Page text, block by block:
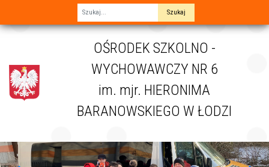
OŚRODEK SZKOLNO -
WYCHOWAWCZY NR 6
im. mjr. HIERONIMA
BARANOWSKIEGO W ŁODZI